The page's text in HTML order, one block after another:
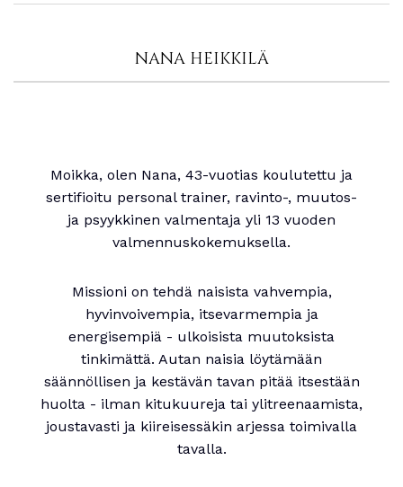
NANA HEIKKILÄ
Moikka, olen Nana, 43-vuotias koulutettu ja
sertifioitu personal trainer, ravinto-, muutos-
ja psyykkinen valmentaja yli 13 vuoden
valmennuskokemuksella.
Missioni on tehdä naisista vahvempia,
hyvinvoivempia, itsevarmempia ja
energisempiä - ulkoisista muutoksista
tinkimättä. Autan naisia löytämään
säännöllisen ja kestävän tavan pitää itsestään
huolta - ilman kitukuureja tai ylitreenaamista,
joustavasti ja kiireisessäkin arjessa toimivalla
tavalla.